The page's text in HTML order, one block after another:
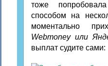
тоже
способом на
моментально
Webmoney или
выплат судите сами: